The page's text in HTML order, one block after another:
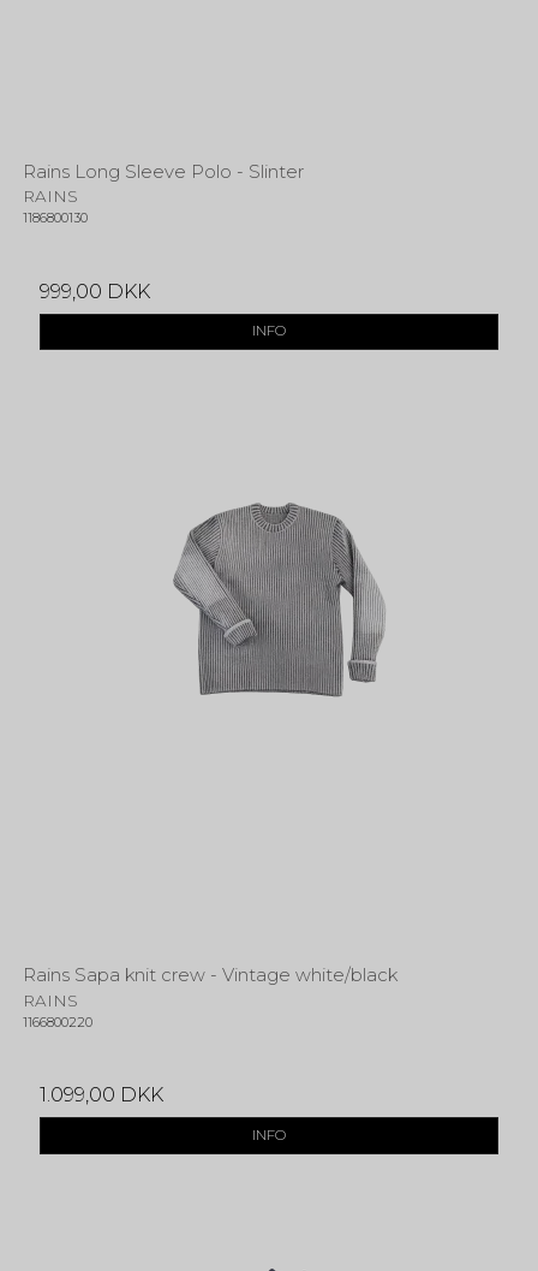
Rains Long Sleeve Polo - Slinter
RAINS
1186800130
999,00 DKK
INFO
Rains Sapa knit crew - Vintage white/black
RAINS
1166800220
1.099,00 DKK
INFO